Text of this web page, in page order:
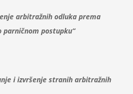
arbitražnih odluka prema
postupku“
i izvršenje stranih arbitražnih